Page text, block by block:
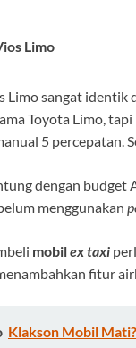
Limo
Limo sangat identik
Toyota Limo,
5 percepatan.
dengan budget
menggunakan
mobilex taxi
fitur
Klakson Mobil